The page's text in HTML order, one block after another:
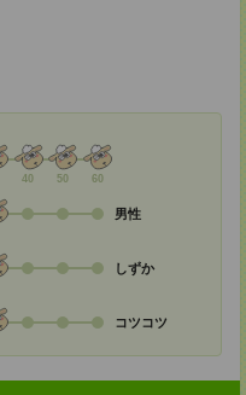
40 50 60
男性
しずか
コツコツ